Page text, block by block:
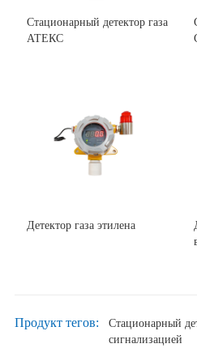
Стационарный детектор газа
АТЕКС
Детектор газа этилена
Продукт тегов:
Стационарный
сигнализацией